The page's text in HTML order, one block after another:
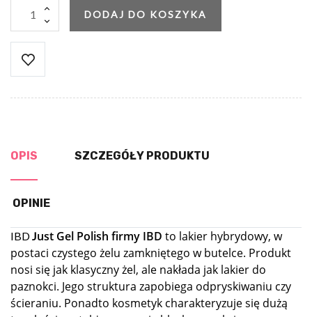
DODAJ DO KOSZYKA
OPIS SZCZEGÓŁY PRODUKTU
OPINIE
IBDJust Gel Polish firmy IBD to lakier hybrydowy, w
postaci czystego żelu zamkniętego w butelce. Produkt
nosi się jak klasyczny żel, ale nakłada jak lakier do
paznokci. Jego struktura zapobiega odpryskiwaniu czy
ścieraniu. Ponadto kosmetyk charakteryzuje się dużą